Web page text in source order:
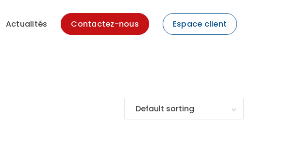
Actualités Contactez-nous Espace client